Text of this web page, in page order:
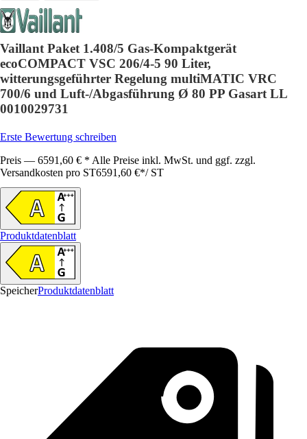
Vaillant Paket 1.408/5 Gas-Kompaktgerät
ecoCOMPACT VSC 206/4-5 90 Liter,
witterungsgeführter Regelung multiMATIC VRC
700/6 und Luft-/Abgasführung Ø 80 PP Gasart LL
0010029731
Erste Bewertung schreiben
Preis — 6591,60 € * Alle Preise inkl. MwSt. und ggf. zzgl.
Versandkosten pro ST6591,60 €*/ ST
Produktdatenblatt
SpeicherProduktdatenblatt